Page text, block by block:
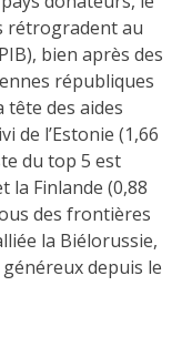
rétrogradent au
bien après des
républiques
tête des aides
de l’Estonie (1,66
du top 5 est
la Finlande (0,88
des frontières
la Biélorussie,
depuis le